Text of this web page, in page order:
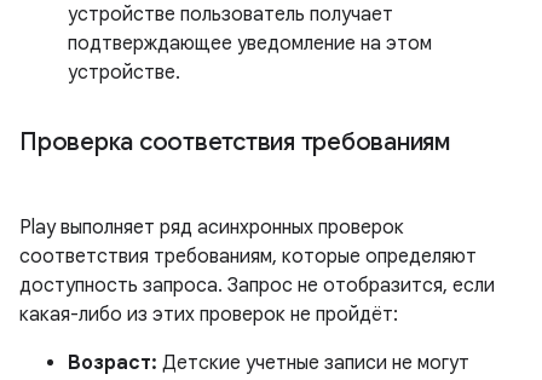
устройстве пользователь получает
подтверждающее уведомление на этом
устройстве.
Проверка соответствия требованиям
Play выполняет ряд асинхронных проверок
соответствия требованиям, которые определяют
доступность запроса. Запрос не отобразится, если
какая-либо из этих проверок не пройдёт:
Возраст: Детские учетные записи не могут